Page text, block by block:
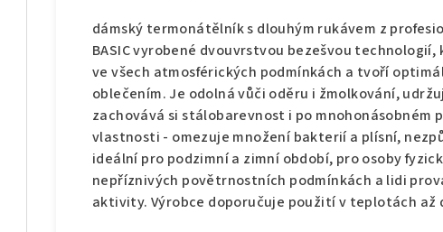
dámský termonátělník s dlouhým rukávem z
BASIC vyrobené dvouvrstvou bezešvou
ve všech atmosférických podmínkách a tvoří
oblečením. Je odolná vůči oděru i žmolkování,
zachovává si stálobarevnost i po mnohonásobném
vlastnosti - omezuje množení bakterií a plísní,
ideální pro podzimní a zimní období, pro osoby
nepříznivých povětrnostních podmínkách a lidi
aktivity. Výrobce doporučuje použití v teplotách až